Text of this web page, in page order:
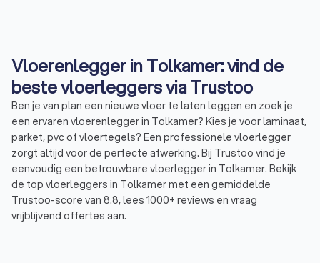
Vloerenlegger in Tolkamer: vind de
beste vloerleggers via Trustoo
Ben je van plan een nieuwe vloer te laten leggen en zoek je
een ervaren vloerenlegger in Tolkamer? Kies je voor laminaat,
parket, pvc of vloertegels? Een professionele vloerlegger
zorgt altijd voor de perfecte afwerking. Bij Trustoo vind je
eenvoudig een betrouwbare vloerlegger in Tolkamer. Bekijk
de top vloerleggers in Tolkamer met een gemiddelde
Trustoo-score van 8.8, lees 1000+ reviews en vraag
vrijblijvend offertes aan.